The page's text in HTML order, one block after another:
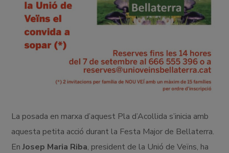
La posada en marxa d’aquest Pla d’Acollida s’inicia amb
aquesta petita acció durant la Festa Major de Bellaterra.
EnJosep Maria Riba, president de la Unió de Veïns, ha